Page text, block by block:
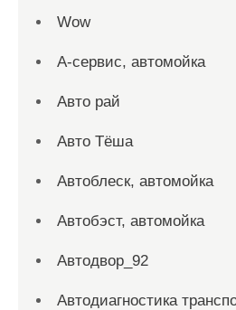
Wow
А-сервис, автомойка
Авто рай
Авто Тёша
Автоблеск, автомойка
Автобэст, автомойка
Автодвор_92
Автодиагностика